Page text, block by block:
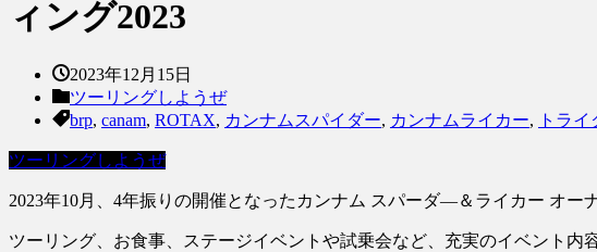
ィング2023
2023年12月15日
ツーリングしようぜ
brp, canam, ROTAX, カンナムスパイダー, カンナムライカー, トライ
ツーリングしようぜ
2023年10月、4年振りの開催となったカンナム スパーダ―＆ライカー オー
ツーリング、お食事、ステージイベントや試乗会など、充実のイベント内